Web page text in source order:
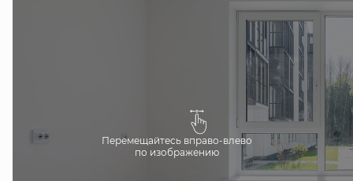
Перемещайтесь вправо-влево
по изображению